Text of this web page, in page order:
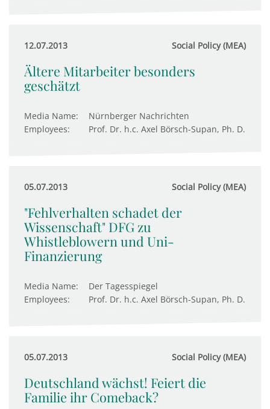
12.07.2013 Social Policy (MEA)
Ältere Mitarbeiter besonders
geschätzt
Media Name:
Nürnberger Nachrichten
Employees:
Prof. Dr. h.c. Axel Börsch-Supan, Ph. D.
05.07.2013 Social Policy (MEA)
"Fehlverhalten schadet der
Wissenschaft" DFG zu
Whistleblowern und Uni-
Finanzierung
Media Name:
Der Tagesspiegel
Employees:
Prof. Dr. h.c. Axel Börsch-Supan, Ph. D.
05.07.2013 Social Policy (MEA)
Deutschland wächst! Feiert die
Familie ihr Comeback?